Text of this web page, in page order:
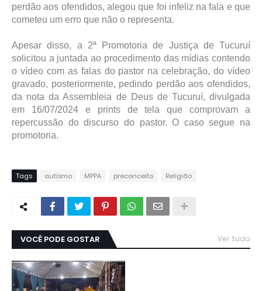
perdão aos ofendidos, alegou que foi infeliz na fala e que
cometeu um erro que não o representa.
Apesar disso, a 2ª Promotoria de Justiça de Tucuruí
solicitou a juntada ao procedimento das mídias contendo
o vídeo com as falas do pastor na celebração, do vídeo
gravado, posteriormente, pedindo perdão aos ofendidos,
da nota da Assembleia de Deus de Tucuruí, divulgada
em 16/07/2024 e prints de tela que comprovam a
repercussão do discurso do pastor. O caso segue na
promotoria.
Tags autismo MPPA preconceito Religião
VOCÊ PODE GOSTAR Ver tudo